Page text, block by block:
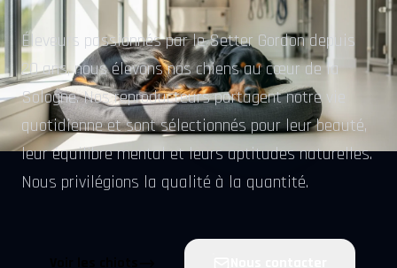
Éleveurs passionnés par le Setter Gordon depuis
20 ans, nous élevons nos chiens au cœur de la
Sologne. Nos reproducteurs partagent notre vie
quotidienne et sont sélectionnés pour leur beauté,
leur équilibre mental et leurs aptitudes naturelles.
Nous privilégions la qualité à la quantité.